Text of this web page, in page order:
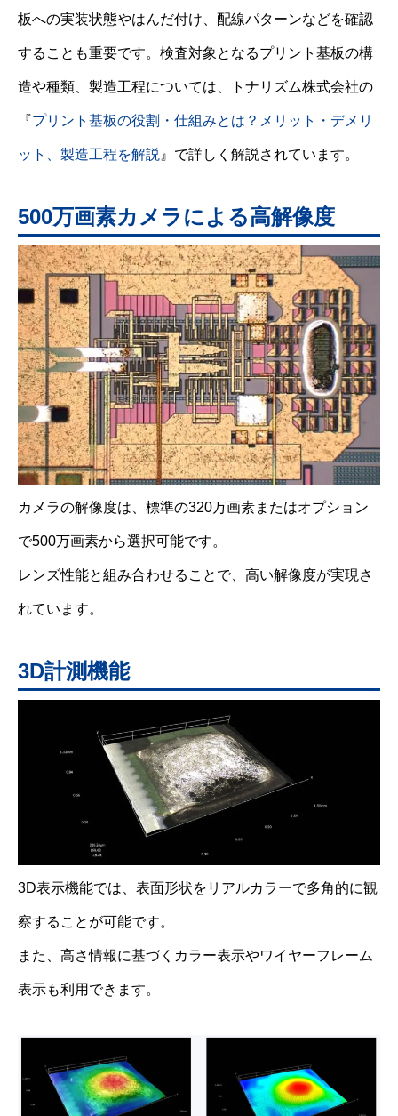
板への実装状態やはんだ付け、配線パターンなどを確認
することも重要です。検査対象となるプリント基板の構
造や種類、製造工程については、トナリズム株式会社の
『プリント基板の役割・仕組みとは？メリット・デメリ
ット、製造工程を解説 』で詳しく解説されています。
500万画素カメラによる高解像度
カメラの解像度は、標準の320万画素またはオプション
で500万画素から選択可能です。
レンズ性能と組み合わせることで、高い解像度が実現さ
れています。
3D計測機能
3D表示機能では、表面形状をリアルカラーで多角的に観
察することが可能です。
また、高さ情報に基づくカラー表示やワイヤーフレーム
表示も利用できます。